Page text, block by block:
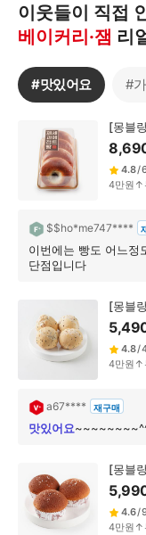
이웃들이 직접
베이커리·잼 리
#맛있어요 #
[몽블
4.8/
4만원↑
$$ho*me747****
이번에는 빵도 어느정
단점입니다
[몽블
4.8/
4만원↑
a67**** 재구매
맛있어요
[몽블
4.6/
4만원↑